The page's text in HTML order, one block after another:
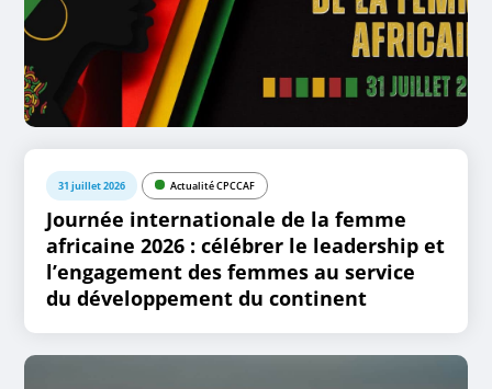
31 juillet 2026 Actualité CPCCAF
Journée internationale de la femme
africaine 2026 : célébrer le leadership et
l’engagement des femmes au service
du développement du continent